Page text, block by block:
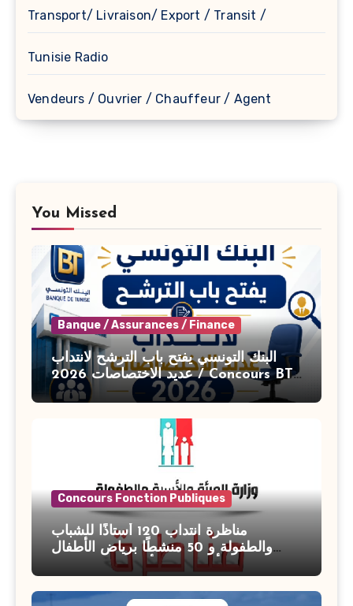
Transport/ Livraison/ Export / Transit /
Tunisie Radio
Vendeurs / Ouvrier / Chauffeur / Agent
You Missed
Banque / Assurances / Finance
البنك التونسي يفتح باب الترشح لانتداب
عديد الاختصاصات 2026 / Concours BT
Banque de Tunisie 2026
Concours Fonction Publiques
مناظرة انتداب 120 أستاذًا للشباب
والطفولة و 50 منشطًا برياض الأطفال
بوزارة الأسرة والمرأة والطفولة وكبار
السن آخر أجل للتسجيل : 27 جويلية 2026